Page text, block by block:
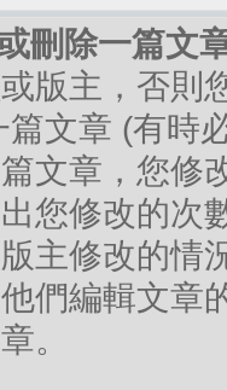
刪除一篇文
版主，否則
文章 (有時
文章，您修
您修改的次
主修改的情
們編輯文章
。